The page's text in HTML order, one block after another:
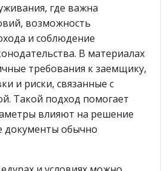
где важна
возможность
и соблюдение
В материалах
требования к заемщику,
и риски, связанные с
Такой подход помогает
влияют на решение
документы обычно